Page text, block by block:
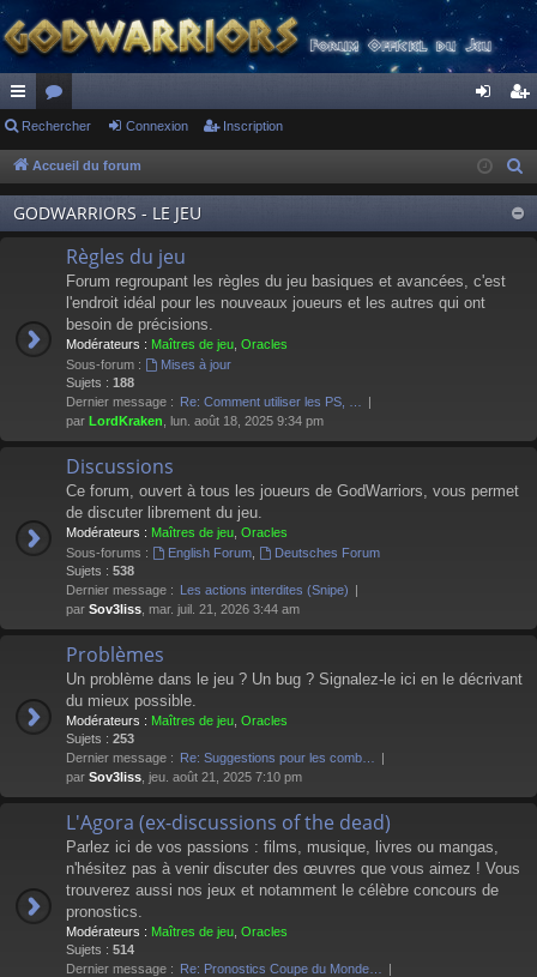
ac
co
ur
ci
or
u
m
s
ne
xi
on
cri
pti
on
Rechercher Connexion Inscription
Accueil du forum
GODWARRIORS - LE JEU
Règles du jeu
Forum regroupant les règles du jeu basiques et avancées, c'est
l'endroit idéal pour les nouveaux joueurs et les autres qui ont
besoin de précisions.
Modérateurs : Maîtres de jeu Oracles
Sous-forum :
Mises à jour
Sujets : 188
Dernier message : Re: Comment utiliser les PS, …
par LordKraken , lun. août 18, 2025 9:34 pm
Discussions
Ce forum, ouvert à tous les joueurs de GodWarriors, vous permet
de discuter librement du jeu.
Modérateurs : Maîtres de jeu Oracles
Sous-forums :
English Forum,
Deutsches Forum
Sujets : 538
Dernier message : Les actions interdites (Snipe)
par Sov3liss , mar. juil. 21, 2026 3:44 am
Problèmes
Un problème dans le jeu ? Un bug ? Signalez-le ici en le décrivant
du mieux possible.
Modérateurs : Maîtres de jeu Oracles
Sujets : 253
Dernier message : Re: Suggestions pour les comb…
par Sov3liss , jeu. août 21, 2025 7:10 pm
L'Agora (ex-discussions of the dead)
Parlez ici de vos passions : films, musique, livres ou mangas,
n'hésitez pas à venir discuter des œuvres que vous aimez ! Vous
trouverez aussi nos jeux et notamment le célèbre concours de
pronostics.
Modérateurs : Maîtres de jeu Oracles
Sujets : 514
Dernier message : Re: Pronostics Coupe du Monde…